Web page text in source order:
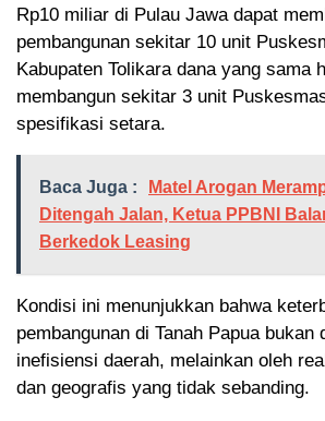
Rp10 miliar di Pulau Jawa dapat
pembangunan sekitar 10 unit
Kabupaten Tolikara dana yang sama
membangun sekitar 3 unit
spesifikasi setara.
Baca Juga :
Matel Arogan
Ditengah Jalan, Ketua PPBNI
Berkedok Leasing
Kondisi ini menunjukkan bahwa
pembangunan di Tanah Papua bukan
inefisiensi daerah, melainkan oleh
dan geografis yang tidak sebanding.